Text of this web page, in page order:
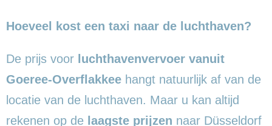
Hoeveel kost een taxi naar de luchthaven?
De prijs voor luchthavenvervoer vanuit
Goeree-Overflakkee hangt natuurlijk af van de
locatie van de luchthaven. Maar u kan altijd
rekenen op de laagste prijzen naar Düsseldorf